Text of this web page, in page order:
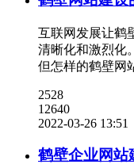
互联网发展让鹤
清晰化和激烈化
但怎样的鹤壁网
2528
12640
2022-03-26 13:51
鹤壁企业网站